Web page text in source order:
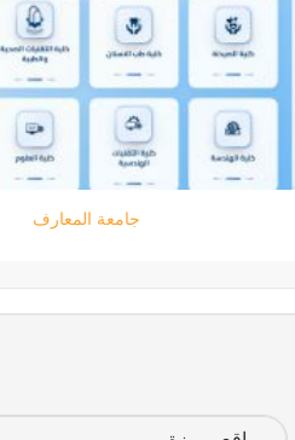
مؤسسة كود الحضارة